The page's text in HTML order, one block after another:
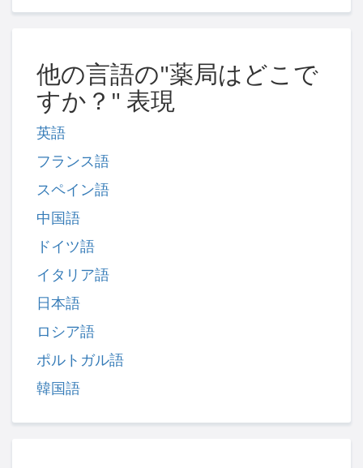
他の言語の"薬局はどこで
すか？" 表現
英語
フランス語
スペイン語
中国語
ドイツ語
イタリア語
日本語
ロシア語
ポルトガル語
韓国語